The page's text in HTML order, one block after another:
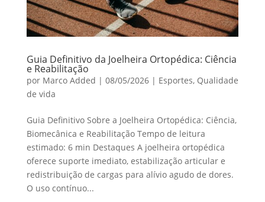
Guia Definitivo da Joelheira Ortopédica: Ciência
e Reabilitação
por Marco Added | 08/05/2026| Esportes, Qualidade
de vida
Guia Definitivo Sobre a Joelheira Ortopédica: Ciência,
Biomecânica e Reabilitação Tempo de leitura
estimado: 6 min Destaques A joelheira ortopédica
oferece suporte imediato, estabilização articular e
redistribuição de cargas para alívio agudo de dores.
O uso contínuo...